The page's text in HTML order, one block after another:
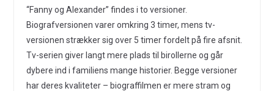
“Fanny og Alexander” findes i to versioner.
Biografversionen varer omkring 3 timer, mens tv-
versionen strækker sig over 5 timer fordelt på fire afsnit.
Tv-serien giver langt mere plads til birollerne og går
dybere ind i familiens mange historier. Begge versioner
har deres kvaliteter – biograffilmen er mere stram og